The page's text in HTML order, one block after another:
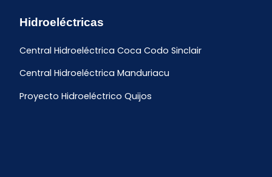
Hidroeléctricas
Central Hidroeléctrica Coca Codo Sinclair
Central Hidroeléctrica Manduriacu
Proyecto Hidroeléctrico Quijos